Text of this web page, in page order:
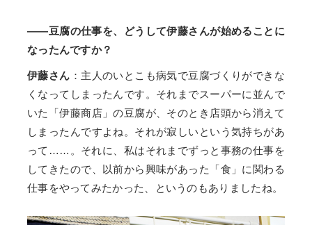
——豆腐の仕事を、どうして伊藤さんが始めることに
なったんですか？
伊藤さん ：主人のいとこも病気で豆腐づくりができな
くなってしまったんです。それまでスーパーに並んで
いた「伊藤商店」の豆腐が、そのとき店頭から消えて
しまったんですよね。それが寂しいという気持ちがあ
って……。それに、私はそれまでずっと事務の仕事を
してきたので、以前から興味があった「食」に関わる
仕事をやってみたかった、というのもありましたね。